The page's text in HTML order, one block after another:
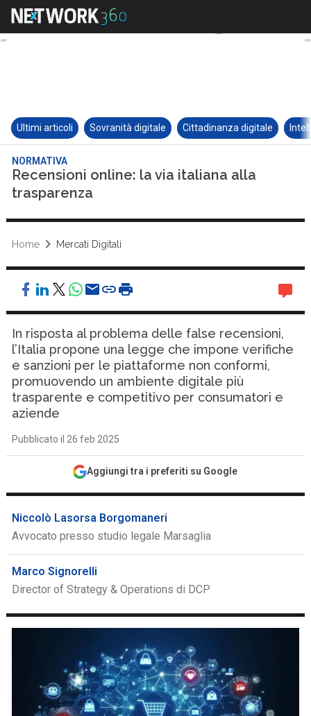
Ultimi articoli Sovranità digitale Cittadinanza digitale
NORMATIVA
Recensioni online: la via italiana alla
trasparenza
Home Mercati Digitali
In risposta al problema delle false recensioni,
l’Italia propone una legge che impone verifiche
e sanzioni per le piattaforme non conformi,
promuovendo un ambiente digitale più
trasparente e competitivo per consumatori e
aziende
Pubblicato il 26 feb 2025
Aggiungi tra i preferiti su Google
Niccolò Lasorsa Borgomaneri
Avvocato presso studio legale Marsaglia
Marco Signorelli
Director of Strategy & Operations di DCP